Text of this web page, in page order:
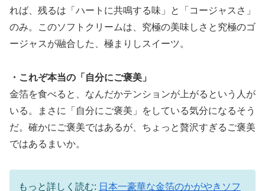
れば、残るは「ハートに共鳴する味」と「コージャスさ」
のみ。このソフトクリームは、究極の美味しさと究極のゴ
ージャスが融合した、極まりしスイーツ。
・これぞ本当の「自分にご褒美」
金箔を食べると、なんだかテンションが上がるという人が
いる。まさに「自分にご褒美」をしている気分になるそう
だ。確かにご褒美ではあるが、ちょっと贅沢すぎるご褒美
ではあるまいか。
もっと詳しく読む: 日本一豪華な金箔のかがやきソフ